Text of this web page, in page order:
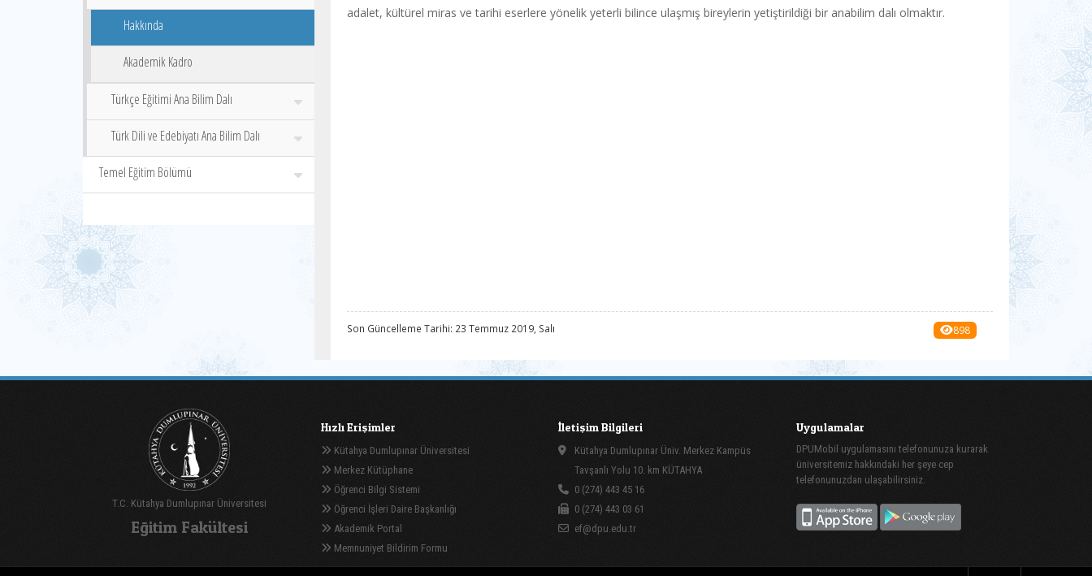
Hakkında
Akademik Kadro
Türkçe Eğitimi Ana Bilim Dalı
Türk Dili ve Edebiyatı Ana Bilim Dalı
Temel Eğitim Bölümü
adalet, kültürel miras ve tarihi eserlere yönelik yeterli bilince ulaşmış bireylerin yetiştirildiği bir anabilim dalı olmaktır.
Son Güncelleme Tarihi: 23 Temmuz 2019, Salı 898
T.C. Kütahya Dumlupınar Üniversitesi
Eğitim Fakültesi
Hızlı Erişimler
Kütahya Dumlupınar Üniversitesi
Merkez Kütüphane
Öğrenci Bilgi Sistemi
Öğrenci İşleri Daire Başkanlığı
Akademik Portal
Memnuniyet Bildirim Formu
İletişim Bilgileri
Kütahya Dumlupınar Üniv. Merkez Kampüs
Tavşanlı Yolu 10. km KÜTAHYA
0 (274) 443 45 16
0 (274) 443 03 61
ef@dpu.edu.tr
Uygulamalar
DPUMobil uygulamasını telefonunuza kurarak
üniversitemiz hakkındaki her şeye cep
telefonunuzdan ulaşabilirsiniz.